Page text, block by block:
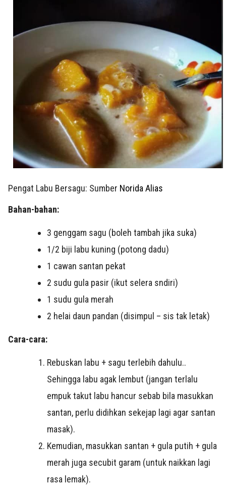
Pengat Labu Bersagu: Sumber Norida Alias
Bahan-bahan:
3 genggam sagu (boleh tambah jika suka)
1/2 biji labu kuning (potong dadu)
1 cawan santan pekat
2 sudu gula pasir (ikut selera sndiri)
1 sudu gula merah
2 helai daun pandan (disimpul – sis tak letak)
Cara-cara:
Rebuskan labu + sagu terlebih dahulu..
Sehingga labu agak lembut (jangan terlalu
empuk takut labu hancur sebab bila masukkan
santan, perlu didihkan sekejap lagi agar santan
masak).
Kemudian, masukkan santan + gula putih + gula
merah juga secubit garam (untuk naikkan lagi
rasa lemak).